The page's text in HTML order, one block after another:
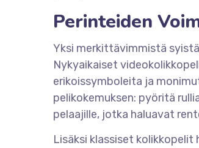
Perinteiden
Yksi merkittävimmistä
Nykyaikaiset
erikoissymboleita ja
pelikokemuksen: pyöritä
pelaajille, jotka haluavat
Lisäksi klassiset